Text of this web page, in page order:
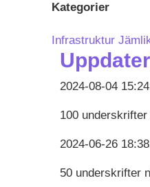
Kategorier
Infrastruktur
2024-08-04
100 underskrifter
2024-06-26
50 underskrifter